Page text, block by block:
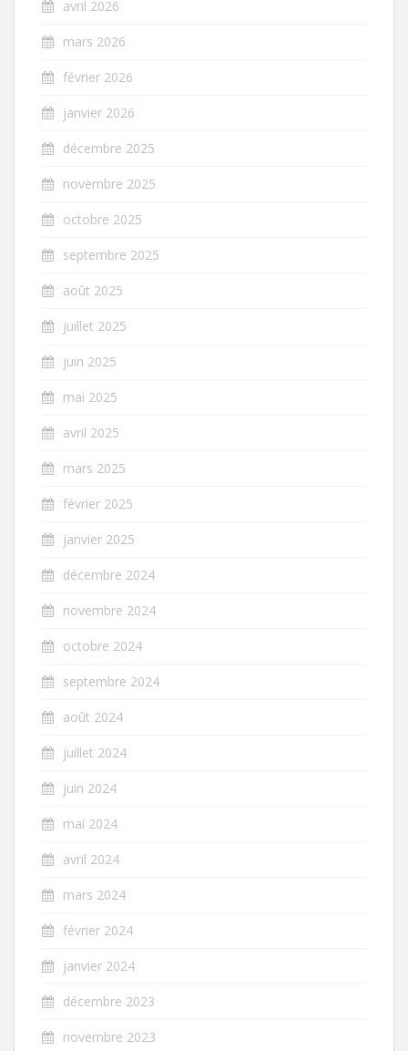
avril 2026
mars 2026
février 2026
janvier 2026
décembre 2025
novembre 2025
octobre 2025
septembre 2025
août 2025
juillet 2025
juin 2025
mai 2025
avril 2025
mars 2025
février 2025
janvier 2025
décembre 2024
novembre 2024
octobre 2024
septembre 2024
août 2024
juillet 2024
juin 2024
mai 2024
avril 2024
mars 2024
février 2024
janvier 2024
décembre 2023
novembre 2023